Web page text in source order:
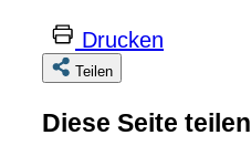
Drucken
Teilen
Diese Seite teilen